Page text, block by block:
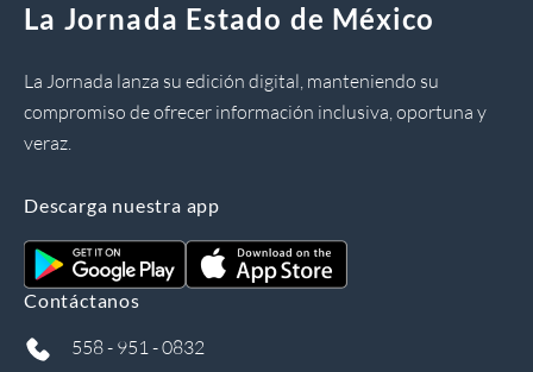
La Jornada Estado de México
La Jornada lanza su edición digital, manteniendo su
compromiso de ofrecer información inclusiva, oportuna y
veraz.
Descarga nuestra app
Contáctanos
558 - 951 - 0832